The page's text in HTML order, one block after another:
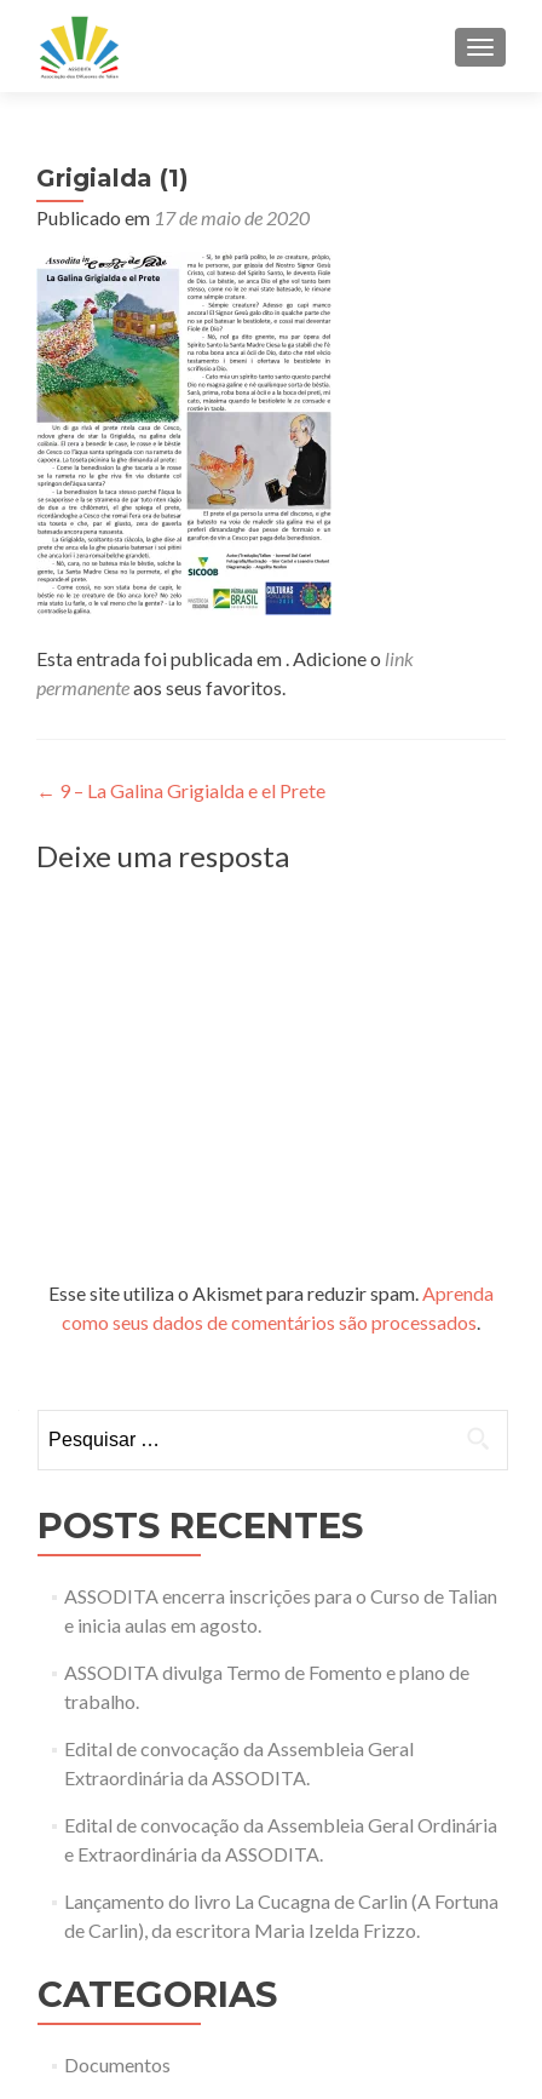
Grigialda (1)
Publicado em 17 de maio de 2020
Esta entrada foi publicada em . Adicione o link
permanenteaos seus favoritos.
Navegação
de
Post
← 9 – La Galina Grigialda e el Prete
Deixe uma resposta
Esse site utiliza o Akismet para reduzir spam.Aprenda
como seus dados de comentários são processados.
por:
POSTS RECENTES
ASSODITA encerra inscrições para o Curso de Talian
e inicia aulas em agosto.
ASSODITA divulga Termo de Fomento e plano de
trabalho.
Edital de convocação da Assembleia Geral
Extraordinária da ASSODITA.
Edital de convocação da Assembleia Geral Ordinária
e Extraordinária da ASSODITA.
Lançamento do livro La Cucagna de Carlin (A Fortuna
de Carlin), da escritora Maria Izelda Frizzo.
CATEGORIAS
Documentos